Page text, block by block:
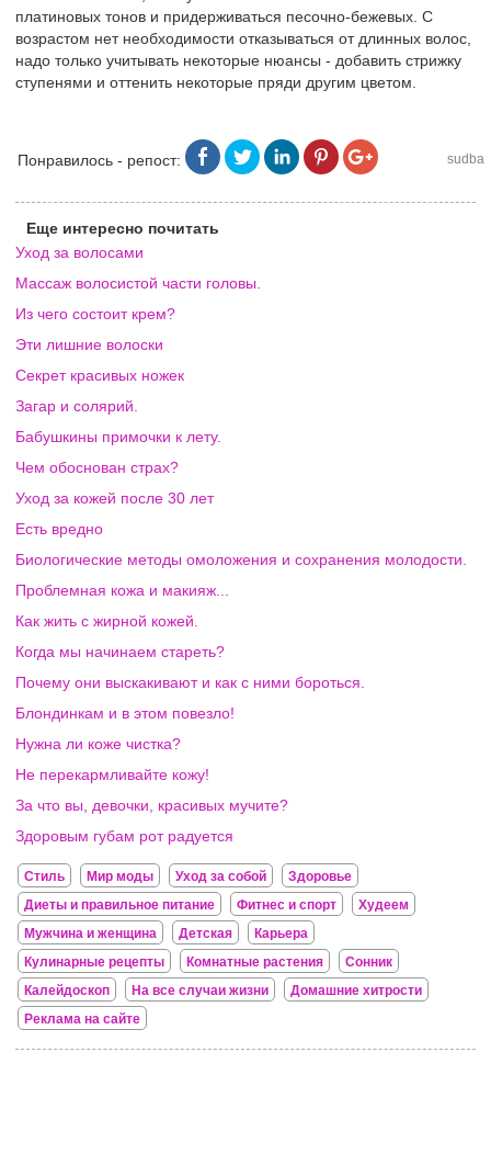
платиновых тонов и придерживаться песочно-бежевых. С
возрастом нет необходимости отказываться от длинных волос,
надо только учитывать некоторые нюансы - добавить стрижку
ступенями и оттенить некоторые пряди другим цветом.
Понравилось - репост: sudba
Еще интересно почитать
Уход за волосами
Массаж волосистой части головы.
Из чего состоит крем?
Эти лишние волоски
Секрет красивых ножек
Загар и солярий.
Бабушкины примочки к лету.
Чем обоснован страх?
Уход за кожей после 30 лет
Есть вредно
Биологические методы омоложения и сохранения молодости.
Проблемная кожа и макияж...
Как жить с жирной кожей.
Когда мы начинаем стареть?
Почему они выскакивают и как с ними бороться.
Блондинкам и в этом повезло!
Нужна ли коже чистка?
Не перекармливайте кожу!
За что вы, девочки, красивых мучите?
Здоровым губам рот радуется
Стиль Мир моды Уход за собой
Здоровье
Диеты и правильное питание
Фитнес и спорт
Худеем
Мужчина и женщина
Детская
Карьера
Кулинарные рецепты
Комнатные растения
Сонник
Калейдоскоп
На все случаи жизни
Домашние хитрости
Реклама на сайте